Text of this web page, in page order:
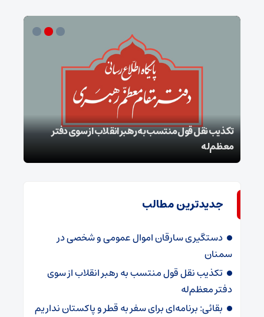
تکذیب نقل قول منتسب به رهبر انقلاب از سوی دفتر
معظم‌له
جدیدترین مطالب
دستگیری سارقان اموال عمومی و شخصی در
سمنان
تکذیب نقل قول منتسب به رهبر انقلاب از سوی
دفتر معظم‌له
بقائی: برنامه‌ای برای سفر به قطر و پاکستان نداریم